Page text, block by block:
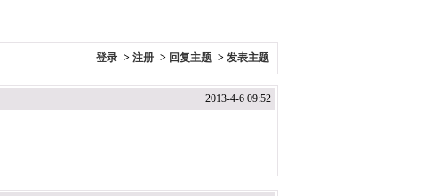
登录 -> 注册 -> 回复主题 -> 发表主题
2013-4-6 09:52